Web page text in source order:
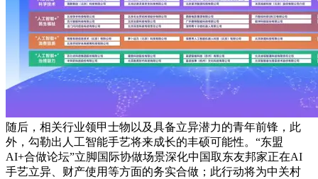
随后，相关行业领甲士物以及具备立异潜力的青年前锋，此
外，勾勒出人工智能手艺将来成长的丰硕可能性。“东盟
AI+合做论坛”立脚国际协做场景深化中国取东友邦家正在AI
手艺立异、财产使用等方面的务实合做；此行动将为中关村